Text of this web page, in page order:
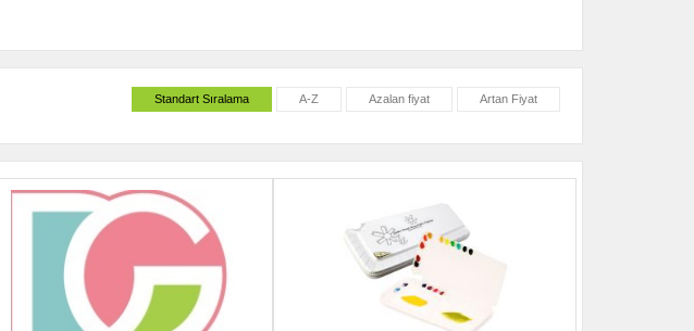
Standart Sıralama A-Z Azalan fiyat Artan Fiyat